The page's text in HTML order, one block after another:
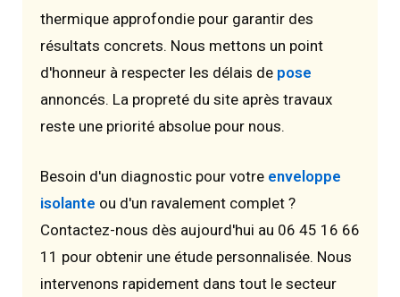
thermique approfondie pour garantir des
résultats concrets. Nous mettons un point
d'honneur à respecter les délais de pose
annoncés. La propreté du site après travaux
reste une priorité absolue pour nous.
Besoin d'un diagnostic pour votre enveloppe
isolante ou d'un ravalement complet ?
Contactez-nous dès aujourd'hui au 06 45 16 66
11 pour obtenir une étude personnalisée. Nous
intervenons rapidement dans tout le secteur